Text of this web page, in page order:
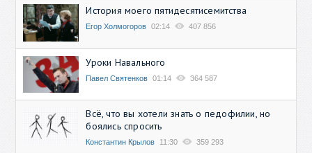
История моего пятидесятисемитства
Егор Холмогоров 02:14 407 856
Уроки Навального
Павел Святенков 01:14 364 587
Всё, что вы хотели знать о педофилии, но
боялись спросить
Константин Крылов 11:30 359 293